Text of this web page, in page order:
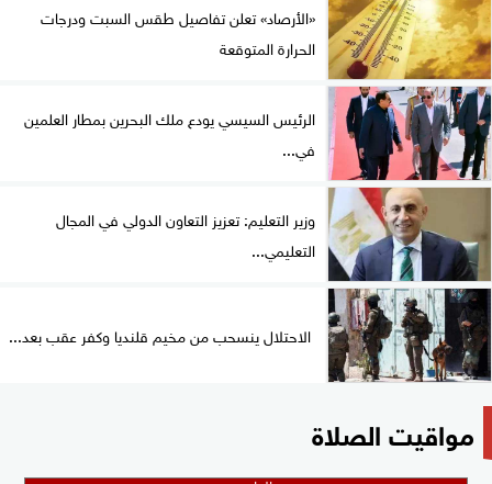
«الأرصاد» تعلن تفاصيل طقس السبت ودرجات
الحرارة المتوقعة
الرئيس السيسي يودع ملك البحرين بمطار العلمين
في...
وزير التعليم: تعزيز التعاون الدولي في المجال
التعليمي...
الاحتلال ينسحب من مخيم قلنديا وكفر عقب بعد...
مواقيت الصلاة